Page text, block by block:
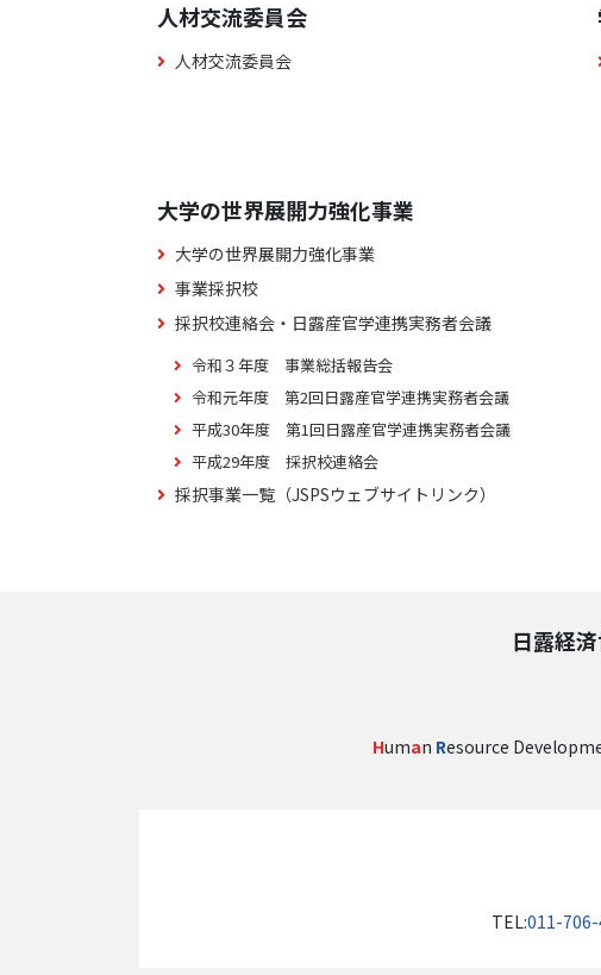
人材交流委員会
人材交流委員会
大学の世界展開力強化事業
大学の世界展開力強化事業
事業採択校
採択校連絡会・日露産官学連携実務者会議
令和３年度 事業総括報告会
令和元年度 第2回日露産官学連携実務者会議
平成30年度 第1回日露産官学連携実務者会議
平成29年度 採択校連絡会
採択事業一覧（JSPSウェブサイトリンク）
日露経
Human Resource
TEL:011-